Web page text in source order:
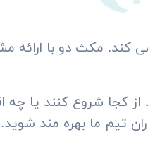
کند. مکث دو با ارائه
از کجا شروع کنند یا چه